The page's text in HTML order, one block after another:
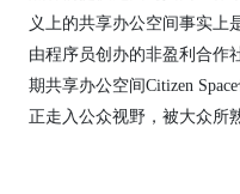
义上的共享办公空间事实上
由程序员创办的非盈利合作
期共享办公空间Citizen
正走入公众视野，被大众所